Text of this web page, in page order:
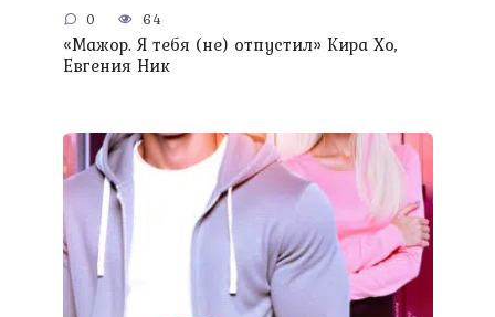
0 64
«Мажор. Я тебя (не) отпустил» Кира Хо,
Евгения Ник